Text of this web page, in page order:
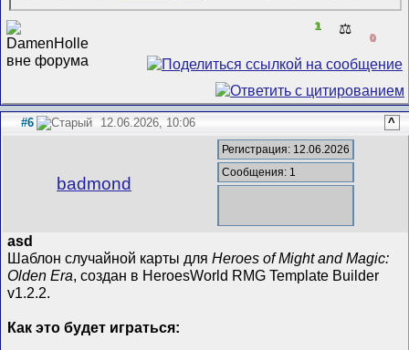
1 ⚖️
0
#6 12.06.2026, 10:06 ^
badmond
Регистрация: 12.06.2026
Сообщения: 1
asd
Шаблон случайной карты дляHeroes of Might and Magic:
Olden Era, создан в HeroesWorld RMG Template Builder
v1.2.2.
Как это будет играться: